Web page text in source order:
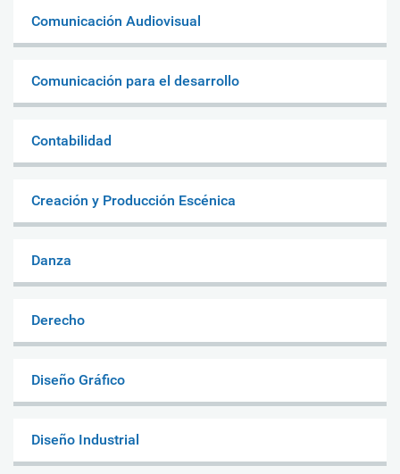
Comunicación Audiovisual
Comunicación para el desarrollo
Contabilidad
Creación y Producción Escénica
Danza
Derecho
Diseño Gráfico
Diseño Industrial